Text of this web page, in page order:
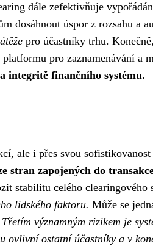
dále zefektivňuje
dosáhnout úspor z rozsahu a
pro účastníky trhu.
pro zaznamenávání a
integritě finančního systému.
ale i přes svou
zapojených do
stabilitu celého clearingového
lidského faktoru. Může se
Třetím významným rizikem je
ovlivní ostatní účastníky a v